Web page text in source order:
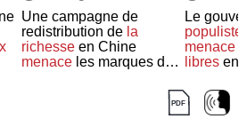
Une campagne de
redistribution de la
richesseen Chine
menaceles marques de
Le
populiste
menace
libresen